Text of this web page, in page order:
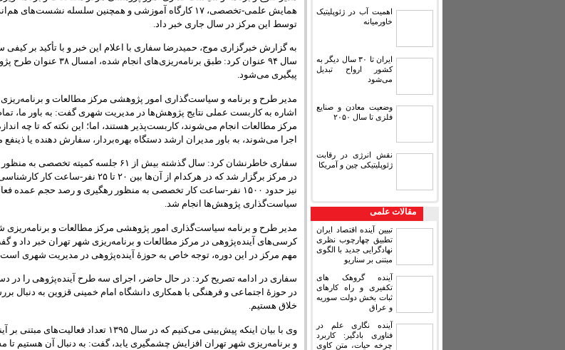
اهمیت آب در ژئوپلیتیک
خاورمیانه
ایران تا ۳۰ سال دیگر به
کشور ارواح تبدیل
می‌شود
وضعیت معادن و صنایع
فلزی تا سال ۲۰۵۰
نقش انرژی در رقابت
ژئوپلیتیکی چین و آمریکا
مقالات علمی
تبیین آینده اقتصاد ایران
تطبیق چهارچوب نظری
نهادگرایی جدید با الگوی
مبتنی بر سناریو
آینده گروهک های
تکفیری و راه کارهای
ثبات بخش دولت سوریه
و عراق
آینده نگاری علم در
فناوری بادگیر: کاربرد
چرخه حیات، متن کاوی
همایش علمی-تخصصی، ۱۷ کارگاه آموزشی و همچنین سلسله
توسط این مرکز در سال جاری خبر داد.
به گزارش خبرگزاری موج، حمیدرضا سفاری با اعلام این خبر و با تأکید بر
سال ۹۴ عنوان کرد: طبق
پیگیری می‌شود.
مدیر طرح و برنامه و سیاست‌گذاری امور پژوهشی مرکز مطالعات و برنامه‌ریزی
اشاره به کاربست عملی نتایج پژوهش‌ها در مدیریت شهری گفت: به باور ما،
مرکز مطالعات انجام می‌شوند، کاربست‌پذیر هستند، اما؛ این نکته که تا چه
اجرا می‌شوند، به باور مدیران ارشد دستگاه بهره‌بردار، سفارش‌ دهنده یا
سفاری خاطرنشان کرد: سال گذشته بیش از ۶۱ جلسه
در مرکز برگزار شد که در هرکدام از آن‌ها بین
نیز حدود ۱۵۰۰ نفر-ساعت کار تخصصی به‌ منظور رهگیری و رصد حجم عمده
سیاست‌گذاری پژوهش‌ها انجام شد.
مدیر طرح و برنامه سیاست‌گذاری امور پژوهشی مرکز مطالعات و برنامه‌ریزی
کرسی‌های آینده‌پژوهی در مرکز مطالعات و برنامه‌ریزی شهر تهران خبر داد و
مهم مرکز در این دوره، توجه خاص به حوزهٔ آینده‌پژوهی در مدیریت شهری است.
سفاری در ادامه تصریح کرد: در حال حاضر، اجرای سه طرح آینده‌پژوهی را در
در حوزهٔ اجتماعی و فرهنگی با همکاری دانشگاه امام خمینی قزوین به دنبال
خلاق هستیم.
وی با بیان اینکه پیش‌بینی می‌کنیم که در سال ۱۳۹۵
و برنامه‌ریزی شهر تهران افزایش چشمگیری یابد، گفت: به دنبال آن هستیم تا